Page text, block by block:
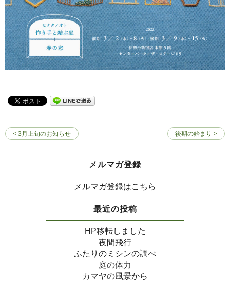
< 3月上旬のお知らせ 後期の始まり >
メルマガ登録
メルマガ登録はこちら
最近の投稿
HP移転しました
夜間飛行
ふたりのミシンの調べ
庭の体力
カマヤの風景から